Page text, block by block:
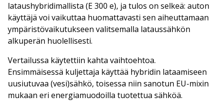
lataushybridimallista (E 300 e), ja tulos on selkeä: auton
käyttäjä voi vaikuttaa huomattavasti sen aiheuttamaan
ympäristövaikutukseen valitsemalla lataussähkön
alkuperän huolellisesti.
Vertailussa käytettiin kahta vaihtoehtoa.
Ensimmäisessä kuljettaja käyttää hybridin lataamiseen
uusiutuvaa (vesi)sähkö, toisessa niin sanotun EU-mixin
mukaan eri energiamuodoilla tuotettua sähköä.